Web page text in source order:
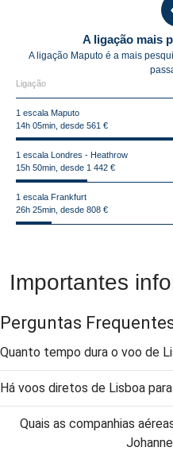
A ligação mais
A ligação Maputo é a mais
Ligação
1 escala Maputo
14h 05min, desde 561 €
1 escala Londres - Heathrow
15h 50min, desde 1 442 €
1 escala Frankfurt
26h 25min, desde 808 €
Importantes
Perguntas
Quanto tempo dura o voo de
Há voos diretos de Lisboa
Quais as companhias